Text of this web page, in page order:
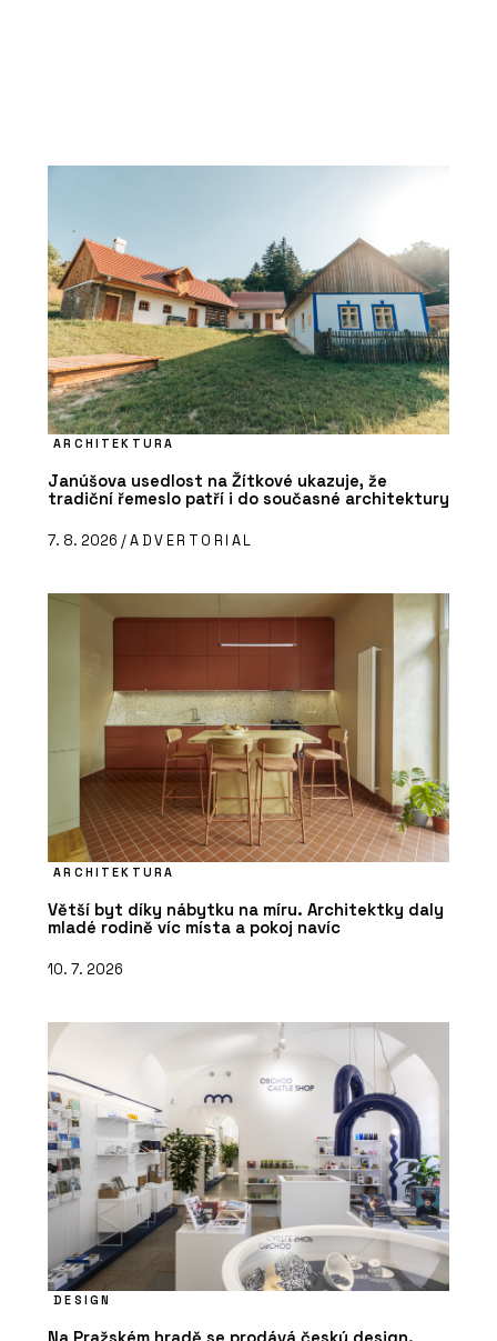
ARCHITEKTURA
Janúšova usedlost na Žítkové ukazuje, že
tradiční řemeslo patří i do současné architektury
7. 8. 2026 /ADVERTORIAL
ARCHITEKTURA
Větší byt díky nábytku na míru. Architektky daly
mladé rodině víc místa a pokoj navíc
10. 7. 2026
DESIGN